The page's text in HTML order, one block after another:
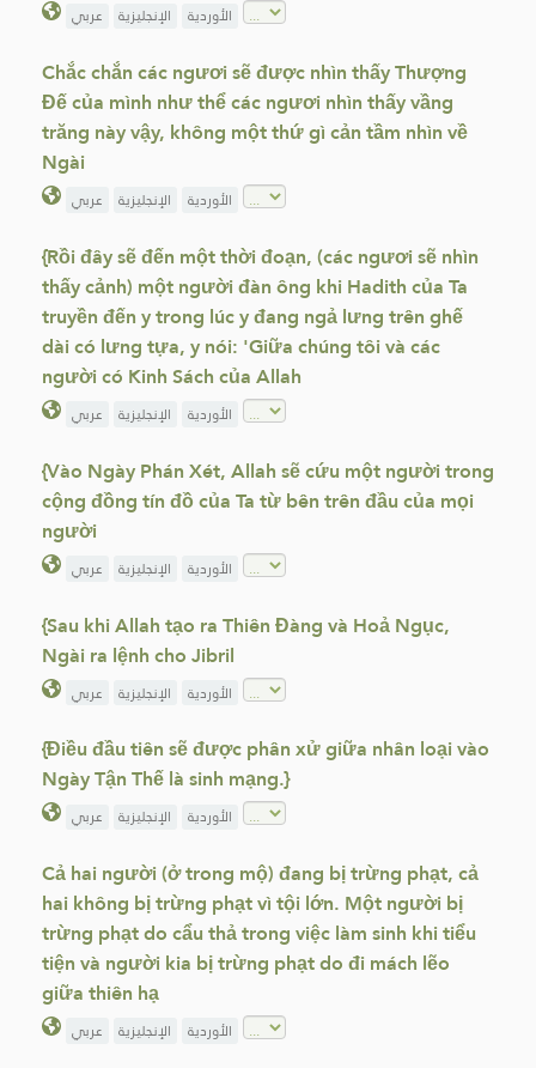
عربي الإنجليزية الأوردية
Chắc chắn các ngươi sẽ được nhìn thấy Thượng
Đế của mình như thể các ngươi nhìn thấy vầng
trăng này vậy, không một thứ gì cản tầm nhìn về
Ngài
عربي الإنجليزية الأوردية
{Rồi đây sẽ đến một thời đoạn, (các ngươi sẽ nhìn
thấy cảnh) một người đàn ông khi Hadith của Ta
truyền đến y trong lúc y đang ngả lưng trên ghế
dài có lưng tựa, y nói: 'Giữa chúng tôi và các
người có Kinh Sách của Allah
عربي الإنجليزية الأوردية
{Vào Ngày Phán Xét, Allah sẽ cứu một người trong
cộng đồng tín đồ của Ta từ bên trên đầu của mọi
người
عربي الإنجليزية الأوردية
{Sau khi Allah tạo ra Thiên Đàng và Hoả Ngục,
Ngài ra lệnh cho Jibril
عربي الإنجليزية الأوردية
{Điều đầu tiên sẽ được phân xử giữa nhân loại vào
Ngày Tận Thế là sinh mạng.}
عربي الإنجليزية الأوردية
Cả hai người (ở trong mộ) đang bị trừng phạt, cả
hai không bị trừng phạt vì tội lớn. Một người bị
trừng phạt do cẩu thả trong việc làm sinh khi tiểu
tiện và người kia bị trừng phạt do đi mách lẽo
giữa thiên hạ
عربي الإنجليزية الأوردية